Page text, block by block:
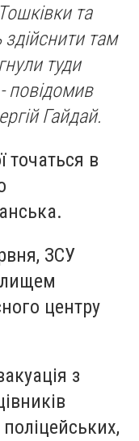
та
здійснити там
туди
- повідомив
Гайдай.
точаться в
ЗСУ
центру
з